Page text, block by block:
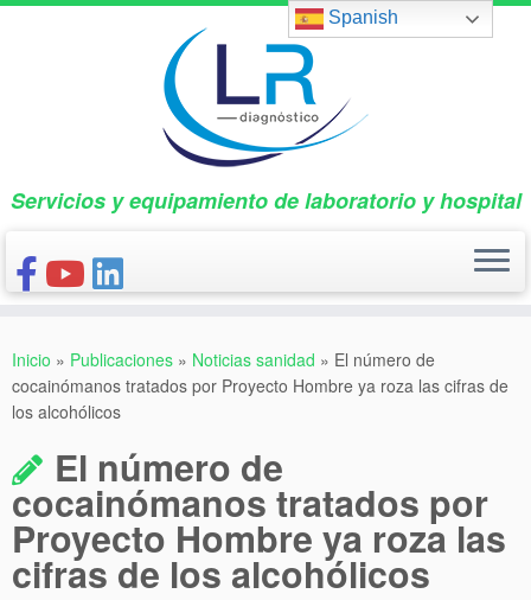
Saltar
Servicios y equipamiento de laboratorio y hospital
CONÓCENOS
NUESTROS PRODUCTOS
PUBLICACIONES
CONTACTO
Inicio » Publicaciones » Noticias sanidad » El número de
cocainómanos tratados por Proyecto Hombre ya roza las cifras de
los alcohólicos
El número de
cocainómanos tratados por
Proyecto Hombre ya roza las
cifras de los alcohólicos
Spanish